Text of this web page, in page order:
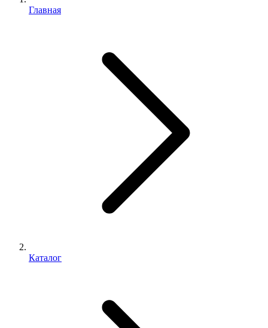
Главная
Каталог